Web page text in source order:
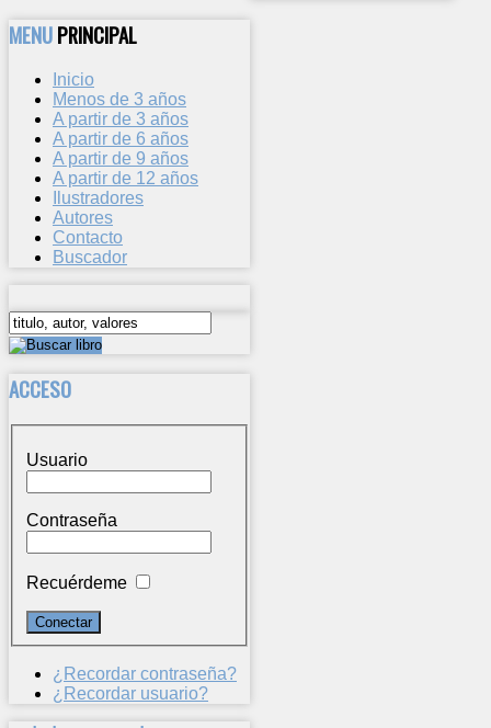
MENUPRINCIPAL
Inicio
Menos de 3 años
A partir de 3 años
A partir de 6 años
A partir de 9 años
A partir de 12 años
Ilustradores
Autores
Contacto
Buscador
ACCESO
Usuario
Contraseña
Recuérdeme
¿Recordar contraseña?
¿Recordar usuario?